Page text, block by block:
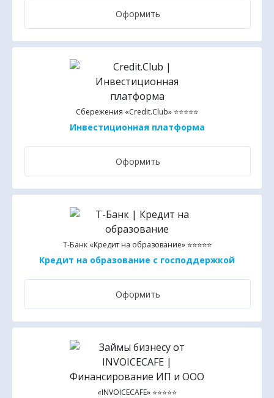
Оформить
Сбережения «Credit.Club» ⭐⭐⭐⭐⭐
Инвестиционная платформа
Оформить
Т-Банк «Кредит на образование» ⭐⭐⭐⭐⭐
Кредит на образование с господдержкой
Оформить
«INVOICECAFE» ⭐⭐⭐⭐⭐